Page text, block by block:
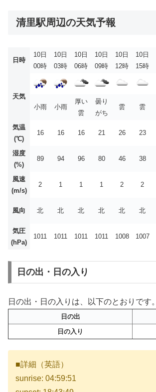
清里駅周辺の天気予報
日時
10日
00時
10日
03時
10日
06時
10日
09時
10日
12時
10日
15時
天気
小雨
小雨
厚い
雲
曇り
がち
雲 雲
気温
(℃)
16 16 16 21 26 23
湿度
(%)
89 94 96 80 46 38
風速
(m/s)
2 1 1 1 2 2
風向 北 北 北 北 北 北
気圧
(hPa)
1011 1011 1011 1011 1008 1007
日の出・日の入り
日の出・日の入りは、以下のとおりです。
日の出
日の入り
■詳細（英語）
sunrise: 04:59:51